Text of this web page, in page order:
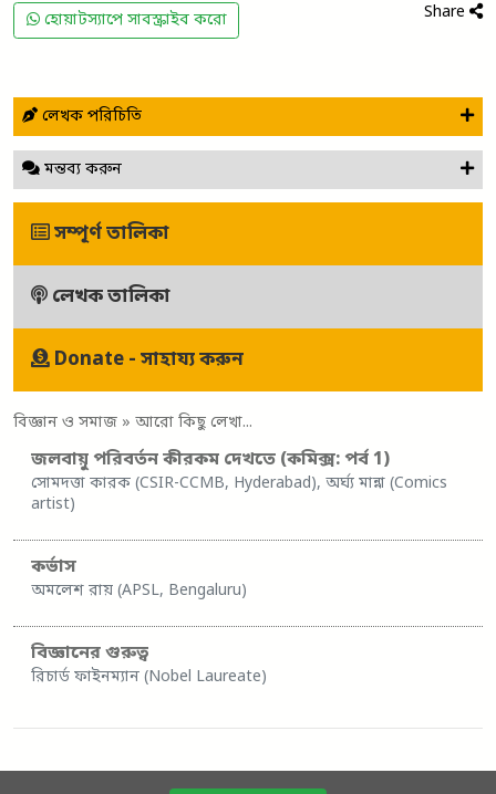
হোয়াটস্যাপে সাবস্ক্রাইব করো Share
লেখক পরিচিতি
মন্তব্য করুন
সম্পূর্ণ তালিকা
লেখক তালিকা
Donate - সাহায্য করুন
বিজ্ঞান ও সমাজ » আরো কিছু লেখা...
জলবায়ু পরিবর্তন কীরকম দেখতে (কমিক্স: পর্ব 1)
সোমদত্তা কারক (CSIR-CCMB, Hyderabad), অর্ঘ্য মান্না (Comics
artist)
কর্ভাস
অমলেশ রায় (APSL, Bengaluru)
বিজ্ঞানের গুরুত্ব
রিচার্ড ফাইনম্যান (Nobel Laureate)